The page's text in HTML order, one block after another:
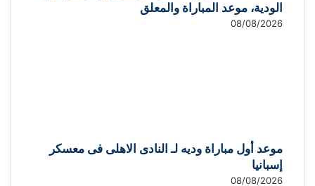
الودية، موعد المباراة والمعلق
08/08/2026
موعد أول مباراة وديه لـ النادى الاهلى فى معسكر
إسبانيا
08/08/2026